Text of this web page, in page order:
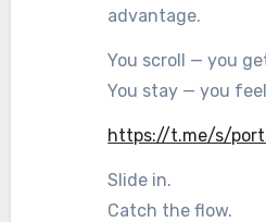
advantage.
You scroll — you
You stay — you
https://t.me/s/
Slide in.
Catch the flow.